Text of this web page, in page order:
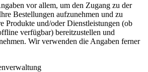
vor allem, um den Zugang zu der
Bestellungen aufzunehmen und zu
Produkte und/oder Dienstleistungen (ob
verfügbar) bereitzustellen und
Wir verwenden die Angaben ferner